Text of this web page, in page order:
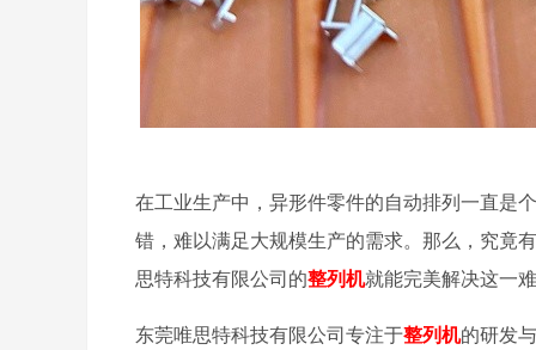
在工业生产中，异形件零件的自动排列一直是
错，难以满足大规模生产的需求。那么，究竟
思特科技有限公司的整列机就能完美解决这一
东莞唯思特科技有限公司专注于整列机的研发